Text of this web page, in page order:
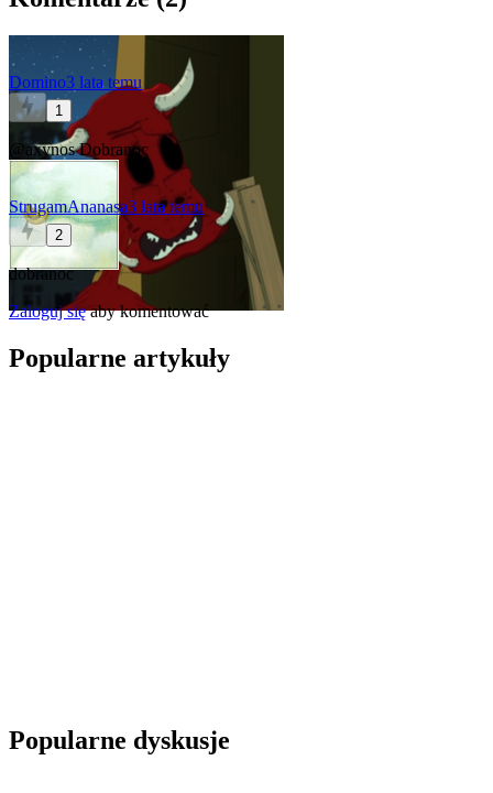
Domino3 lata temu
1
@axynosDobranoc
StrugamAnanasa3 lata temu
2
dobranoc
Zaloguj sięaby komentować
Popularne artykuły
Popularne dyskusje